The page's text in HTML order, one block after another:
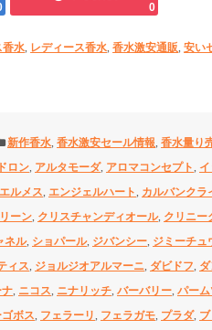
0
香水, レディース香水,香水激安通販,安い
新作香水, 香水激安セール情報, 香水量り
ロン, アルタモーダ, アロマコンセプト,
エルメス, エンジェルハート, カルバンクラ
ーン, クリスチャンディオール, クリニー
ネル, ショパール, ジバンシー, ジミーチュ
ィス, ジョルジオアルマーニ, ダビドフ,
ナ, ニコス, ニナリッチ, バーバリー, パー
ボス, フェラーリ, フェラガモ, プラダ,